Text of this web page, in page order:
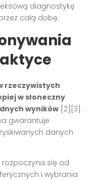
diagnostykę
całą dobę.
rzeczywistych
w słoneczny
wyników [2][3].
gwarantuje
danych
rozpoczyna się od
i wybrania